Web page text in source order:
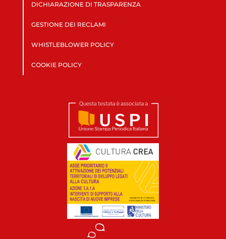
DICHIARAZIONE DI TRASPARENZA
GESTIONE DEI RECLAMI
WHISTLEBLOWER POLICY
COOKIE POLICY